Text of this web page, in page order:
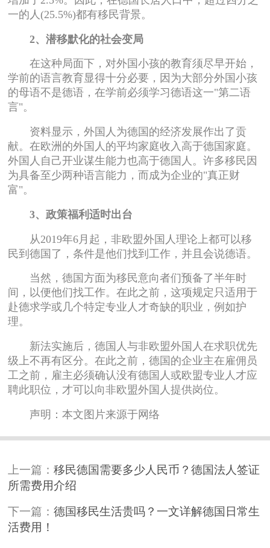
一的人(25.5%)都有移民背景。
2、潜移默化的社会变局
在这种局面下，对外国小孩的教育须尽早开始，
学前的语言教育显得十分必要，因为大部分外国小孩
的母语不是德语，在学前必须学习德语这一"第二语
言"。
资料显示，外国人为德国的经济发展作出了贡
献。在欧洲的外国人的平均家庭收入高于德国家庭。
外国人自己开业谋生能力也高于德国人。许多移民因
为具备至少两种语言能力，而成为企业的"真正财
富"。
3、政策福利适时出台
从2019年6月起，非欧盟外国人理论上都可以移
民到德国了，条件是他们找到工作，并且会说德语。
当然，德国方面为移民意向者们预备了半年时
间，以便他们找工作。在此之前，这项规定只适用于
赴德求学或几个特定专业人才奇缺的职业，例如护
理。
新法实施后，德国人与非欧盟外国人在求职优先
级上不再有区分。在此之前，德国的企业主在雇佣员
工之前，雇主必须确认没有德国人或欧盟专业人才应
聘此职位，才可以向非欧盟外国人提供岗位。
声明：本文图片来源于网络
上一篇：移民德国需要多少人民币？德国法人签证
所需费用介绍
下一篇：德国移民生活贵吗？一文详解德国日常生
活费用！